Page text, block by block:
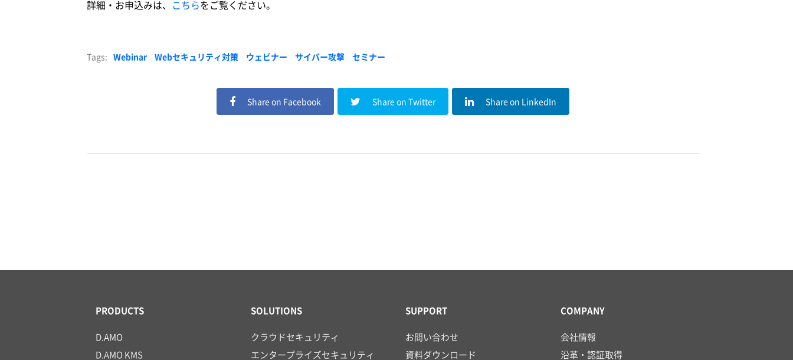
詳細・お申込みは、 こちらをご覧ください。
Tags: Webinar Webセキュリティ対策 ウェビナー サイバー攻撃 セミナー
Share on Facebook Share on Twitter Share on LinkedIn
PRODUCTS
D.AMO
D.AMO KMS
SOLUTIONS
クラウドセキュリティ
エンタープライズセキュリティ
SUPPORT
お問い合わせ
資料ダウンロード
COMPANY
会社情報
沿革・認証取得